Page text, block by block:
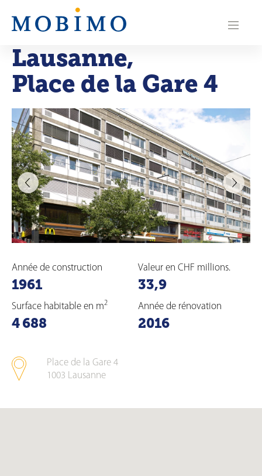
N
a
v
i
g
a
t
i
o
n
Lausanne,
Place de la Gare 4
Année de construction
1961
Valeur en CHF millions.
33,9
Surface habitable en m2
4 688
Année de rénovation
2016
Place de la Gare 4
1003 Lausanne